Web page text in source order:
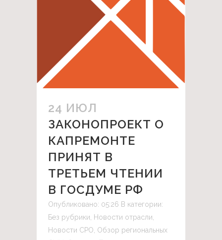
24 ИЮЛ
ЗАКОНОПРОЕКТ О
КАПРЕМОНТЕ
ПРИНЯТ В
ТРЕТЬЕМ ЧТЕНИИ
В ГОСДУМЕ РФ
Опубликовано: 05:26 В категории:
Без рубрики
Новости отрасли
Новости СРО Обзор региональных